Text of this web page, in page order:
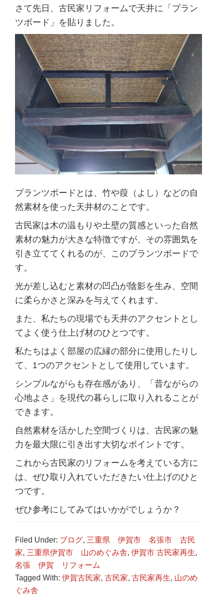
さて先日、古民家リフォームで天井に「プラン
ツボード」を貼りました。
プランツボードとは、竹や葭（よし）などの自
然素材を使った天井材のことです。
古民家は木の温もりや土壁の質感といった自然
素材の魅力が大きな特徴ですが、その雰囲気を
引き立ててくれるのが、このプランツボードで
す。
光が差し込むと素材の凹凸が陰影を生み、空間
に柔らかさと深みを与えてくれます。
また、私たちの現場でも天井のアクセントとし
てよく使う仕上げ材のひとつです。
私たちはよく部屋の広縁の部分に使用したりし
て、1つのアクセントとして使用しています。
シンプルながらも存在感があり、「昔ながらの
心地よさ」を現代の暮らしに取り入れることが
できます。
自然素材を活かした空間づくりは、古民家の魅
力を最大限に引き出す大切なポイントです。
これから古民家のリフォームを考えている方に
は、ぜひ取り入れていただきたい仕上げのひと
つです。
ぜひ参考にしてみてはいかがでしょうか？
Filed Under: ブログ, 三重県 伊賀市 名張市 古民
家, 三重県伊賀市 山のめぐみ舎,伊賀市 古民家再生,
名張 伊賀 リフォーム
Tagged With:伊賀古民家,古民家,古民家再生, 山のめ
ぐみ舎